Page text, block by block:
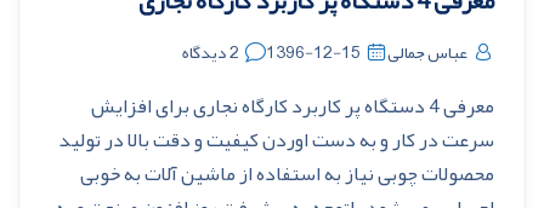
عباس جمالی 1396-12-15 2 دیدگاه
معرفی 4 دستگاه پر کاربرد کارگاه نجاری برای افزایش
سرعت در کار و به دست اوردن کیفیت و دقت بالا در تولید
محصولات چوبی نیاز به استفاده از ماشین آلات به خوبی